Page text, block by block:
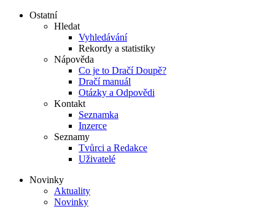
Ostatní
Hledat
Vyhledávání
Rekordy a statistiky
Nápověda
Co je to Dračí Doupě?
Dračí manuál
Otázky a Odpovědi
Kontakt
Seznamka
Inzerce
Seznamy
Tvůrci a Redakce
Uživatelé
Novinky
Aktuality
Novinky